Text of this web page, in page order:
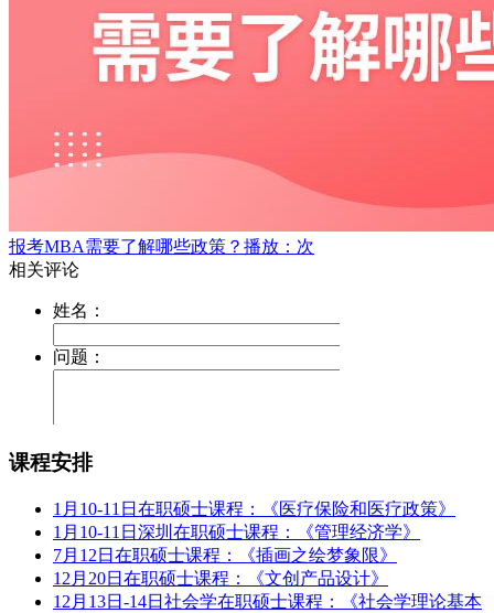
报考MBA需要了解哪些政策？ 播放：次
课程安排
1月10-11日在职硕士课程：《医疗保险和医疗政策》
1月10-11日深圳在职硕士课程：《管理经济学》
7月12日在职硕士课程：《插画之绘梦象限》
12月20日在职硕士课程：《文创产品设计》
12月13日-14日社会学在职硕士课程：《社会学理论基本